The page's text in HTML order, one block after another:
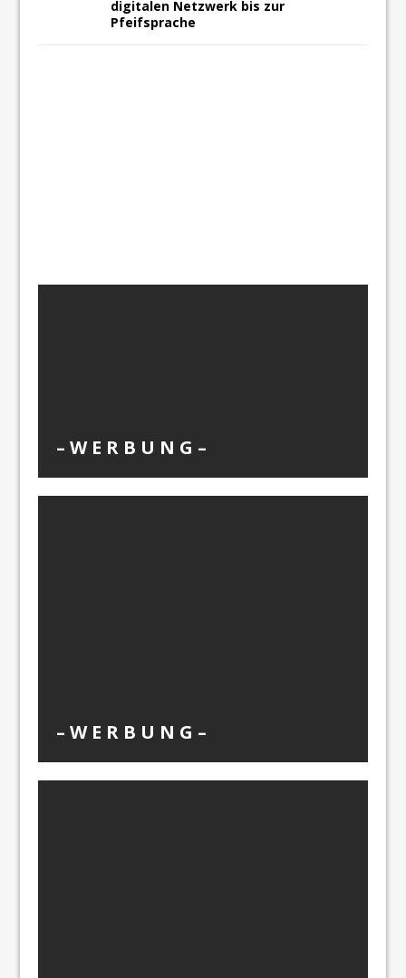
digitalen Netzwerk bis zur
Pfeifsprache
– W Ε R Β U Ν G –
– W Ε R Β U Ν G –